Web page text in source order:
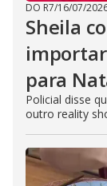
DO R7/16/07/
Sheila
para
Policial disse
outro reality